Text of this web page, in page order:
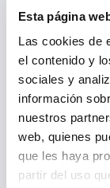
Esta página
Las cookies de
el contenido y
sociales y
información
nuestros
web, quienes
que les haya
partir del uso
Branche (*)
Email Adresse